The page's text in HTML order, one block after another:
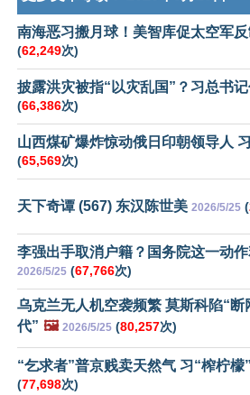
南海恶习搬月球！美智库促太空军
(62,249次)
披露洪灾被指“以灾乱国”？习总书
(66,386次)
山西煤矿爆炸惊动俄日印朝领导人
(65,569次)
天下奇谭 (567) 东汉陈世美 2026/5/25 (
李强出手取消户籍？国务院这一动
2026/5/25 (67,766次)
乌克兰无人机空袭频繁 莫斯科陷“断
代” 🖼️ 2026/5/25 (80,257次)
“乞求者”普京贱卖天然气 习“榨柠檬
(77,698次)